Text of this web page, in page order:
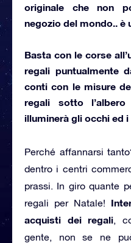
originale che non
negozio del mondo.. è
Basta con le corse
regali puntualmente
conti con le misure
regali sotto
illuminerà gli occhi ed
Perché affannarsi
dentro i centri
prassi. In giro quante
regali per Natale!
acquisti dei regali,
gente, non se ne